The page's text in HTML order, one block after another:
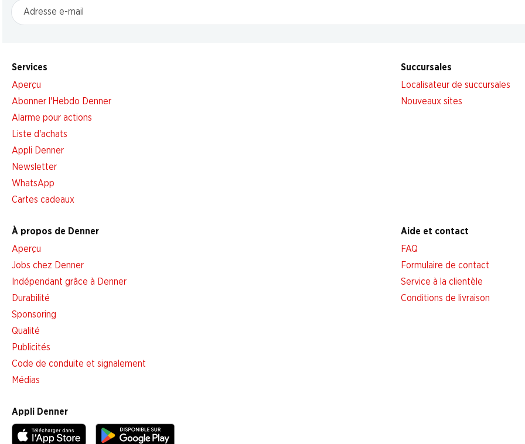
Adresse e-mail
Services
Aperçu
Abonner l'Hebdo Denner
Alarme pour actions
Liste d'achats
Appli Denner
Newsletter
WhatsApp
Cartes cadeaux
Succursales
Localisateur de succursales
Nouveaux sites
À propos de Denner
Aperçu
Jobs chez Denner
Indépendant grâce à Denner
Durabilité
Sponsoring
Qualité
Publicités
Code de conduite et signalement
Médias
Aide et contact
FAQ
Formulaire de contact
Service à la clientèle
Conditions de livraison
Appli Denner